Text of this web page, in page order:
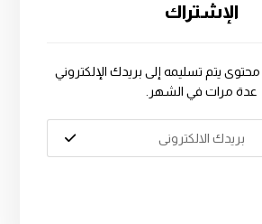
الإشتراك
يتم تسليمه إلى بريدك الإلكتروني
عدة مرات في الشهر.